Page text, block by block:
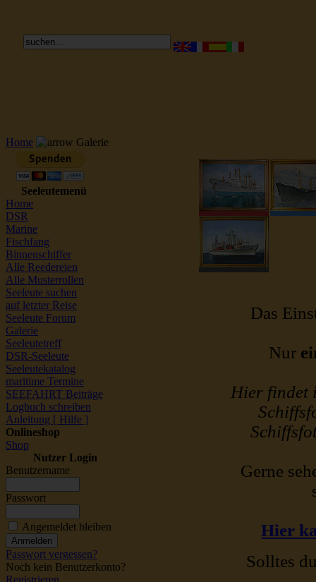
Home Galerie
Seeleutemenü
Home
DSR
Marine
Fischfang
Binnenschiffer
Alle Reedereien
Alle Musterrollen
Seeleute suchen
auf letzter Reise
Seeleute Forum
Galerie
Seeleutetreff
DSR-Seeleute
Seeleutekatalog
maritime Termine
SEEFAHRT Beiträge
Logbuch schreiben
Anleitung [ Hilfe ]
Onlineshop
Shop
Nutzer Login
Benutzername
Passwort
Angemeldet bleiben
Passwort vergessen?
Noch kein Benutzerkonto?
Registrieren
Das
Nur
Hier findet
Gerne
Hier
Solltes